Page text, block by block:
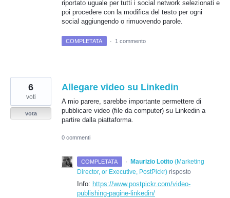
riportato uguale per tutti i social network selezionati e
poi procedere con la modifica del testo per ogni
social aggiungendo o rimuovendo parole.
COMPLETATA · 1 commento
Allegare video su Linkedin
A mio parere, sarebbe importante permettere di
pubblicare video (file da computer) su Linkedin a
partire dalla piattaforma.
6
voti
vota
0 commenti
COMPLETATA · Maurizio Lotito (Marketing
Director, or Executive, PostPickr) risposto
Info: https://www.postpickr.com/video-
publishing-pagine-linkedin/